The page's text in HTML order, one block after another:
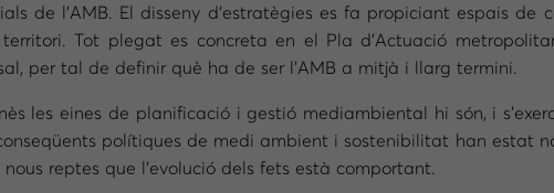
de l’AMB. El disseny d’estratègies es fa propiciant espais de
Tot plegat es concreta en el Pla d’Actuació
per tal de definir què ha de ser l’AMB a mitjà i llarg termini.
les eines de planificació i gestió mediambiental hi són, i
polítiques de medi ambient i sostenibilitat han estat
reptes que l’evolució dels fets està comportant.